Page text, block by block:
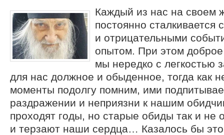
Каждый из нас на своем
постоянно сталкивается
и отрицательными
опытом. При этом
мы нередко с легкостью
для нас должное и обыденное, тогда как
моменты подолгу помним, ими
раздражении и неприязни к нашим
проходят годы, но старые обиды так и не
и терзают наши сердца… Казалось бы это